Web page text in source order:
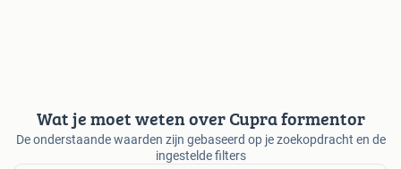
Wat je moet weten over Cupra formentor
De onderstaande waarden zijn gebaseerd op je zoekopdracht en de
ingestelde filters